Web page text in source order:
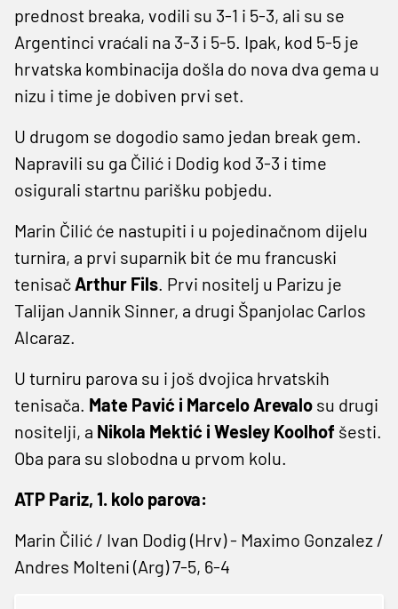
prednost breaka, vodili su 3-1 i 5-3, ali su se
Argentinci vraćali na 3-3 i 5-5. Ipak, kod 5-5 je
hrvatska kombinacija došla do nova dva gema u
nizu i time je dobiven prvi set.
U drugom se dogodio samo jedan break gem.
Napravili su ga Čilić i Dodig kod 3-3 i time
osigurali startnu parišku pobjedu.
Marin Čilić će nastupiti i u pojedinačnom dijelu
turnira, a prvi suparnik bit će mu francuski
tenisač Arthur Fils. Prvi nositelj u Parizu je
Talijan Jannik Sinner, a drugi Španjolac Carlos
Alcaraz.
U turniru parova su i još dvojica hrvatskih
tenisača. Mate Pavić i Marcelo Arevalo su drugi
nositelji, a Nikola Mektić i Wesley Koolhof šesti.
Oba para su slobodna u prvom kolu.
ATP Pariz, 1. kolo parova:
Marin Čilić / Ivan Dodig (Hrv) - Maximo Gonzalez /
Andres Molteni (Arg) 7-5, 6-4